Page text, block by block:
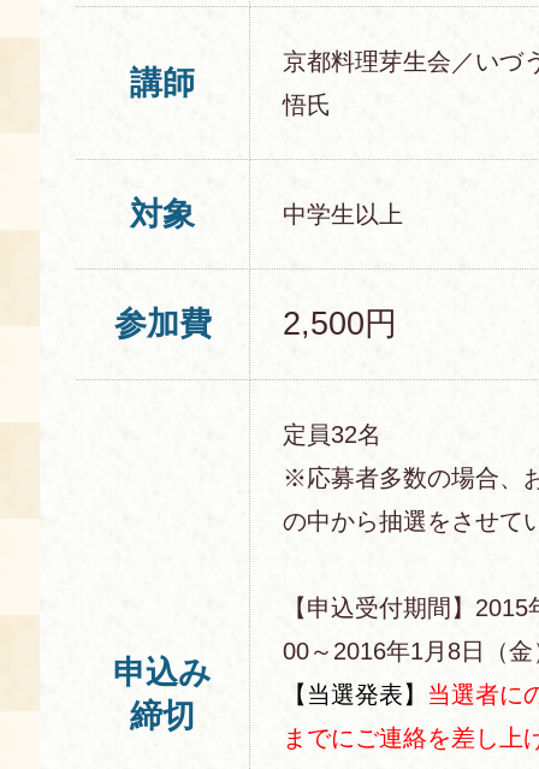
講師
京都料理芽生会／い
悟氏
対象 中学生以上
参加費 2,500円
申込み
締切
定員32名
※応募者多数の場合、
の中から抽選をさせて
【申込受付期間】
00～2016年1月8日（
【当選発表】 当選者に
までにご連絡を差し上